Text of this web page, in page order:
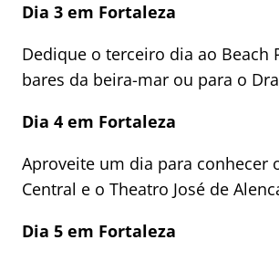
Dia 3 em Fortaleza
Dedique o terceiro dia ao
bares da beira-mar ou para o
Dia 4 em Fortaleza
Aproveite um dia para
Central e o Theatro José de
Dia 5 em Fortaleza